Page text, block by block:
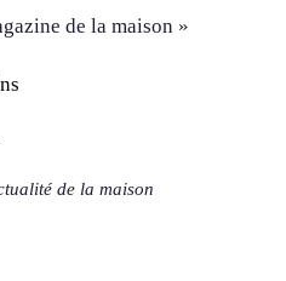
de la maison »
de la maison